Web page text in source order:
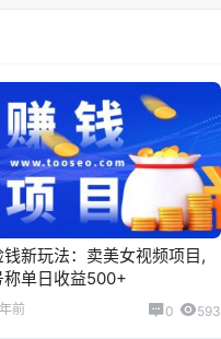
钱新玩法：卖美女视频项目,
称单日收益500+
前 0 593